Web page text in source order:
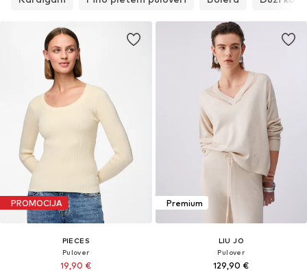
PROMOCIJA
PIECES
Pulover
19,90 €
Premium
LIU JO
Pulover
129,90 €